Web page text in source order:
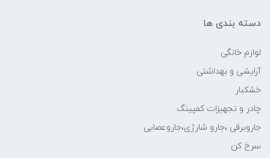
دسته بندی ها
لوازم خانگی
آرایشی و بهداشتی
خشکبار
چادر و تجهیزات کمپینگ
جاروبرقی ،جارو شارژی،جاروعصایی
سرخ کن